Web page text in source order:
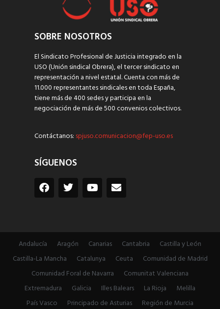
SOBRE NOSOTROS
El Sindicato Profesional de Justicia integrado en la
USO (Unión sindical Obrera), el tercer sindicato en
representación a nivel estatal. Cuenta con más de
11.000 representantes sindicales en toda España,
tiene más de 400 sedes y participa en la
negociación de más de 500 convenios colectivos.
Contáctanos: spjuso.comunicacion@fep-uso.es
SÍGUENOS
Andalucía Aragón Canarias Cantabria
Castilla y León
Castilla-La Mancha
Catalunya Ceuta
Comunidad de Madrid
Comunidad Foral de Navarra
Comunitat Valenciana
Extremadura
Galicia Illes Balears La Rioja
Melilla
País Vasco
Principado de Asturias Región de Murcia